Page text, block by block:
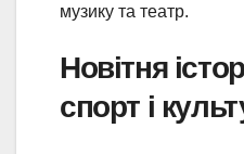
музику та театр.
Новітня
спорт і